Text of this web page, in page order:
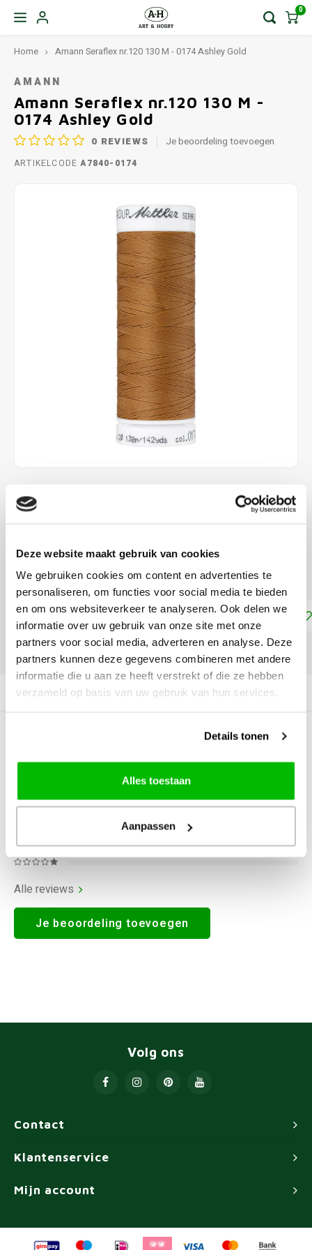
Deze website maakt gebruik van cookies
We gebruiken cookies om content en advertenties te
personaliseren, om functies voor social media te bieden
en om ons websiteverkeer te analyseren. Ook delen we
informatie over uw gebruik van onze site met onze
partners voor social media, adverteren en analyse. Deze
partners kunnen deze gegevens combineren met andere
informatie die u aan ze heeft verstrekt of die ze hebben
verzameld op basis van uw gebruik van hun services.
Details tonen
Alles toestaan
Aanpassen
0
Home Amann Seraflex nr.120 130 M - 0174 Ashley Gold
AMANN
Amann Seraflex nr.120 130 M -
0174 Ashley Gold
0 REVIEWS Je beoordeling toevoegen
ARTIKELCODE A7840-0174
€4,10
Het perfecte naaigaren voor alle rekbare jersey en tricot
stoffenLees meer
Toevoegen aan winkelwagen
Productomschrijving
Alle reviews
Je beoordeling toevoegen
Contact
Volg ons
Klantenservice
Mijn account